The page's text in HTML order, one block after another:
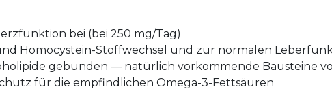
bei (bei 250 mg/Tag)
Homocystein-Stoffwechsel und zur normalen
gebunden — natürlich vorkommende Bausteine
für die empfindlichen Omega-3-Fettsäuren